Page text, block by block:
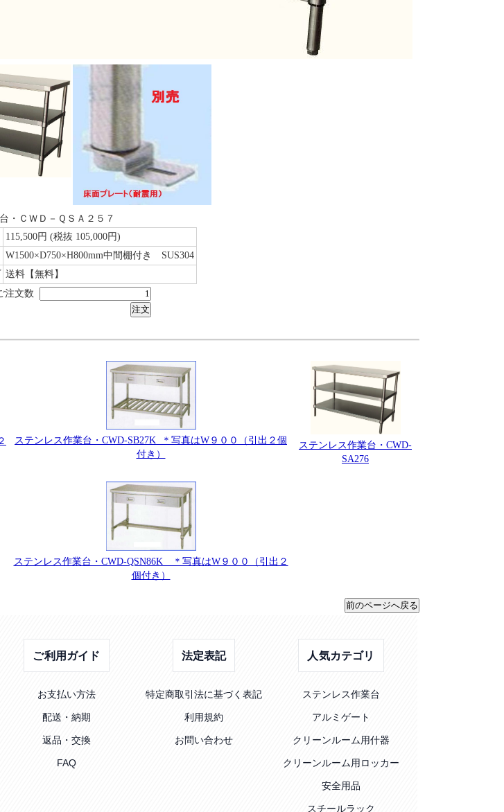
・ＣＷＤ－ＱＳＡ２５７
115,500円 (税抜 105,000円)
W1500×D750×H800mm中間棚付き SUS304
送料【無料】
注文数
ステンレス作業台・CWD-SB27K ＊写真はW９００（引出２個
付き）
ステンレス作業台・CWD-
SA276
ステンレス作業台・CWD-QSN86K ＊写真はW９００（引出２
個付き）
ご利用ガイド
お支払い方法
配送・納期
返品・交換
FAQ
法定表記
特定商取引法に基づく表記
利用規約
お問い合わせ
人気カテゴリ
ステンレス作業台
アルミゲート
クリーンルーム用什器
クリーンルーム用ロッカー
安全用品
スチールラック